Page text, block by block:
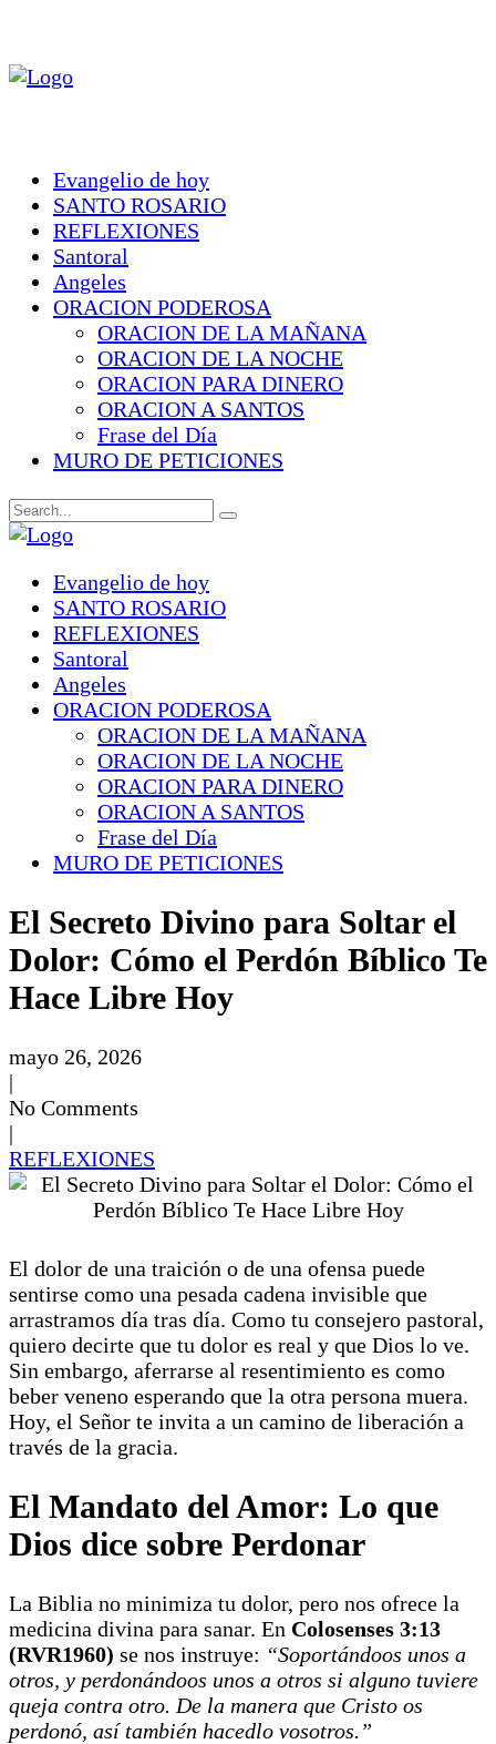
Evangelio de hoy
SANTO ROSARIO
REFLEXIONES
Santoral
Angeles
ORACION PODEROSA
ORACION DE LA MAÑANA
ORACION DE LA NOCHE
ORACION PARA DINERO
ORACION A SANTOS
Frase del Día
MURO DE PETICIONES
Evangelio de hoy
SANTO ROSARIO
REFLEXIONES
Santoral
Angeles
ORACION PODEROSA
ORACION DE LA MAÑANA
ORACION DE LA NOCHE
ORACION PARA DINERO
ORACION A SANTOS
Frase del Día
MURO DE PETICIONES
El Secreto Divino para Soltar el
Dolor: Cómo el Perdón Bíblico Te
Hace Libre Hoy
mayo 26, 2026
|
No Comments
|
REFLEXIONES
El dolor de una traición o de una ofensa puede
sentirse como una pesada cadena invisible que
arrastramos día tras día. Como tu consejero pastoral,
quiero decirte que tu dolor es real y que Dios lo ve.
Sin embargo, aferrarse al resentimiento es como
beber veneno esperando que la otra persona muera.
Hoy, el Señor te invita a un camino de liberación a
través de la gracia.
El Mandato del Amor: Lo que
Dios dice sobre Perdonar
La Biblia no minimiza tu dolor, pero nos ofrece la
medicina divina para sanar. En Colosenses 3:13
(RVR1960) se nos instruye: “Soportándoos unos a
otros, y perdonándoos unos a otros si alguno tuviere
queja contra otro. De la manera que Cristo os
perdonó, así también hacedlo vosotros.”